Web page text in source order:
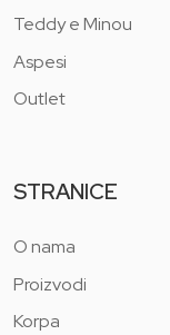
Teddy e Minou
Aspesi
Outlet
STRANICE
O nama
Proizvodi
Korpa